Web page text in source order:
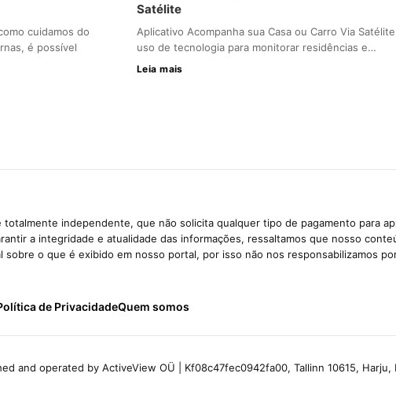
cuidamos do
é possível
Satélite
Aplicativo Acompanha sua Casa ou Carro Via
uso de tecnologia para monitorar residências e…
Leia mais
totalmente independente, que não solicita qualquer tipo de pagamento para
a integridade e atualidade das informações, ressaltamos que nosso
sobre o que é exibido em nosso portal, por isso não nos responsabilizamos
de PrivacidadeQuem somos
and operated by ActiveView OÜ | Kf08c47fec0942fa00, Tallinn 10615,